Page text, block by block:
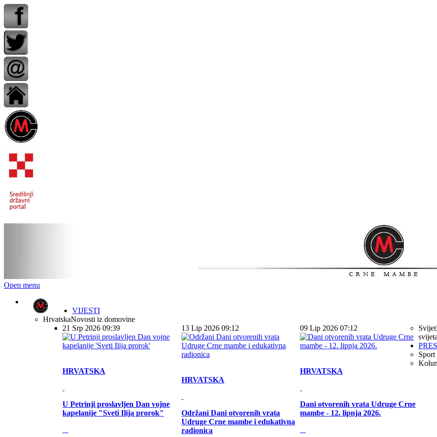
Open menu
VIJESTI
HrvatskaNovosti iz domovine
21 Srp 2026 09:39
HRVATSKA
U Petrinji proslavljen Dan vojne
kapelanije "Sveti Ilija prorok"
13 Lip 2026 09:12
HRVATSKA
Održani Dani otvorenih vrata
Udruge Crne mambe i edukativna
radionica
09 Lip 2026 07:12
HRVATSKA
Dani otvorenih vrata Udruge Crne
mambe - 12. lipnja 2026.
Svijet
svijeta
Sport